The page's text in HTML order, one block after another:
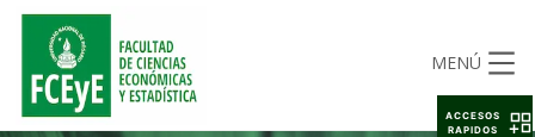
MENÚ
ACCESOS
RAPIDOS